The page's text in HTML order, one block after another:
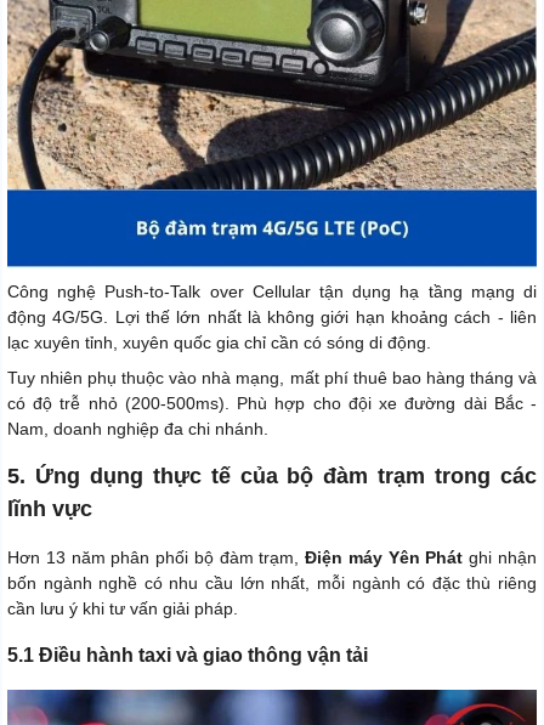
Công nghệ Push-to-Talk over Cellular tận dụng hạ tầng mạng di
động 4G/5G. Lợi thế lớn nhất là không giới hạn khoảng cách - liên
lạc xuyên tỉnh, xuyên quốc gia chỉ cần có sóng di động.
Tuy nhiên phụ thuộc vào nhà mạng, mất phí thuê bao hàng tháng và
có độ trễ nhỏ (200-500ms). Phù hợp cho đội xe đường dài Bắc -
Nam, doanh nghiệp đa chi nhánh.
5. Ứng dụng thực tế của bộ đàm trạm trong các
lĩnh vực
Hơn 13 năm phân phối bộ đàm trạm,Điện máy Yên Phát ghi nhận
bốn ngành nghề có nhu cầu lớn nhất, mỗi ngành có đặc thù riêng
cần lưu ý khi tư vấn giải pháp.
5.1 Điều hành taxi và giao thông vận tải